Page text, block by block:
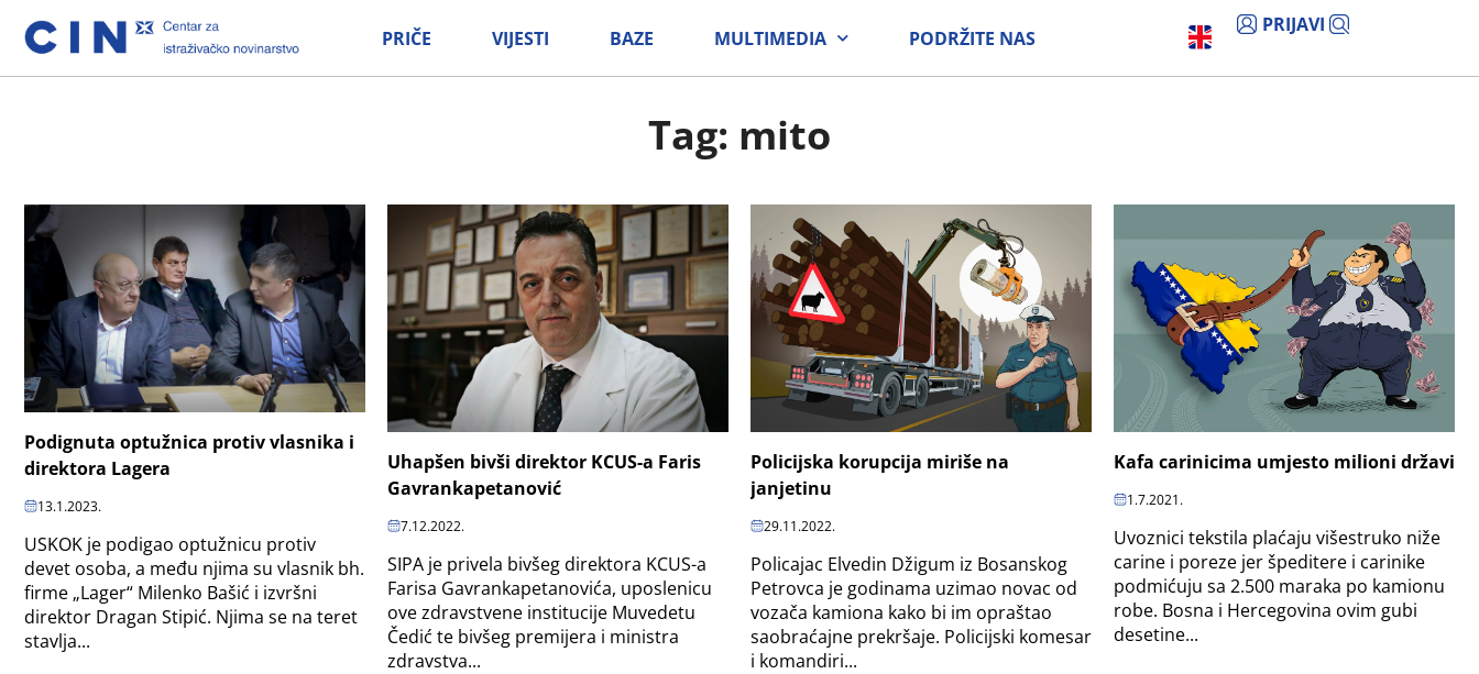
PRIČE VIJESTI BAZE MULTIMEDIA PODRŽITE NAS
PRIJAVI
Tag: mito
Podignuta optužnica protiv vlasnika i
direktora Lagera
13.1.2023.
USKOK je podigao optužnicu protiv
devet osoba, a među njima su vlasnik bh.
firme „Lager“ Milenko Bašić i izvršni
direktor Dragan Stipić. Njima se na teret
stavlja...
Uhapšen bivši direktor KCUS-a Faris
Gavrankapetanović
7.12.2022.
SIPA je privela bivšeg direktora KCUS-a
Farisa Gavrankapetanovića, uposlenicu
ove zdravstvene institucije Muvedetu
Čedić te bivšeg premijera i ministra
zdravstva...
Policijska korupcija miriše na
janjetinu
29.11.2022.
Policajac Elvedin Džigum iz Bosanskog
Petrovca je godinama uzimao novac od
vozača kamiona kako bi im opraštao
saobraćajne prekršaje. Policijski komesar
i komandiri...
Kafa carinicima umjesto milioni državi
1.7.2021.
Uvoznici tekstila plaćaju višestruko niže
carine i poreze jer špeditere i carinike
podmićuju sa 2.500 maraka po kamionu
robe. Bosna i Hercegovina ovim gubi
desetine...